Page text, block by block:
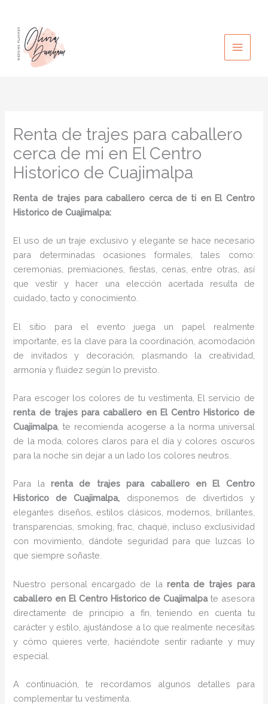
contenido
Renta de trajes para caballero
cerca de mi en El Centro
Historico de Cuajimalpa
Renta de trajes para caballero cerca de ti en El Centro
Historico de Cuajimalpa:
El uso de un traje exclusivo y elegante se hace necesario
para determinadas ocasiones formales, tales como:
ceremonias, premiaciones, fiestas, cenas, entre otras, así
que vestir y hacer una elección acertada resulta de
cuidado, tacto y conocimiento.
El sitio para el evento juega un papel realmente
importante, es la clave para la coordinación, acomodación
de invitados y decoración, plasmando la creatividad,
armonía y fluidez según lo previsto.
Para escoger los colores de tu vestimenta, El servicio de
renta de trajes para caballero en El Centro Historico de
Cuajimalpa, te recomienda acogerse a la norma universal
de la moda, colores claros para el día y colores oscuros
para la noche sin dejar a un lado los colores neutros.
Para larenta de trajes para caballero
en El Centro
Historico de Cuajimalpa, disponemos de
divertidos y
elegantes diseños, estilos clásicos, modernos, brillantes,
transparencias, smoking, frac, chaqué, incluso exclusividad
con movimiento, dándote seguridad para que luzcas lo
que siempre soñaste.
Nuestro personal encargado de la renta de trajes para
caballero en El Centro Historico de Cuajimalpate asesora
directamente de principio a fin, teniendo en cuenta tu
carácter y estilo, ajustándose a lo que realmente necesitas
y cómo quieres verte, haciéndote sentir radiante y muy
especial.
A continuación, te recordamos algunos detalles para
complementar tu vestimenta.